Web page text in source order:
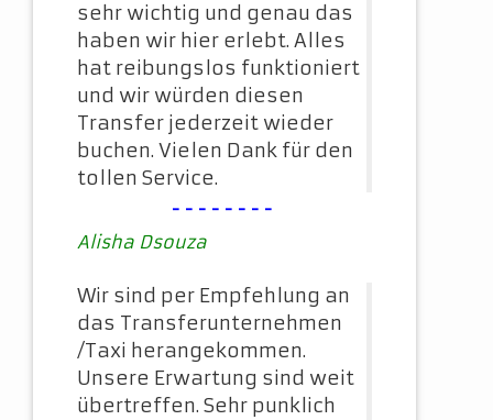
sehr wichtig und genau das
haben wir hier erlebt. Alles
hat reibungslos funktioniert
und wir würden diesen
Transfer jederzeit wieder
buchen. Vielen Dank für den
tollen Service.
--------
Alisha Dsouza
Wir sind per Empfehlung an
das Transferunternehmen
/Taxi herangekommen.
Unsere Erwartung sind weit
übertreffen. Sehr punklich